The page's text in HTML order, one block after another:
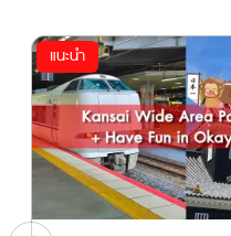
แนะนำ